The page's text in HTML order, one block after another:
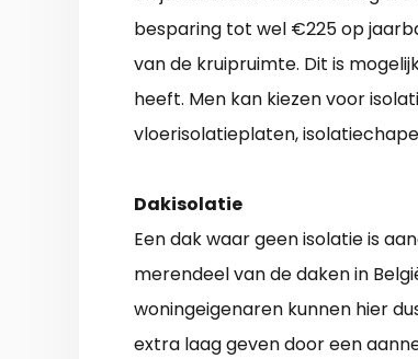
besparing tot wel €225 op
van de kruipruimte. Dit is
heeft. Men kan kiezen voor
vloerisolatieplaten,
Dakisolatie
Een dak waar geen isolatie is
merendeel van de daken in
woningeigenaren kunnen hier
extra laag geven door een